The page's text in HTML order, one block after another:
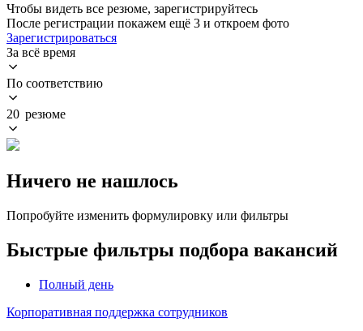
Чтобы видеть все резюме, зарегистрируйтесь
После регистрации покажем ещё 3 и откроем фото
Зарегистрироваться
За всё время
По соответствию
20 резюме
Ничего не нашлось
Попробуйте изменить формулировку или фильтры
Быстрые фильтры подбора вакансий
Полный день
Корпоративная поддержка сотрудников